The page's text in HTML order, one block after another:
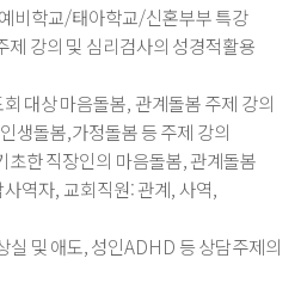
비학교/태아학교/신혼부부 특강
강의 및 심리검사의 성경적활용
대상 마음돌봄, 관계돌봄 주제 강의
생돌봄,가정돌봄 등 주제 강의
초한 직장인의 마음돌봄, 관계돌봄
역자, 교회직원: 관계, 사역,
실 및 애도, 성인ADHD 등 상담주제의